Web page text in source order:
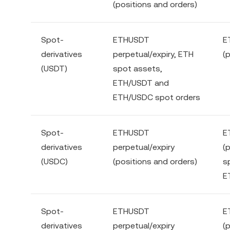
(positions and orders)
Spot-
derivatives
(USDT)
ETHUSDT
perpetual/expiry, ETH
spot assets,
ETH/USDT and
ETH/USDC spot orders
Spot-
derivatives
(USDC)
ETHUSDT
perpetual/expiry
(positions and orders)
Spot-
derivatives
ETHUSDT
perpetual/expiry